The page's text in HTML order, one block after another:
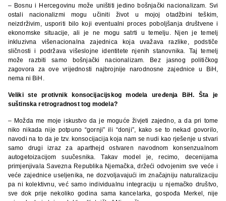
– Bosnu i Hercegovinu može uništiti jedino bošnjački nacionalizam. Svi
ostali nacionalizmi mogu učiniti život u mojoj otadžbini teškim,
neizdrživim, usporiti bilo koji eventualni proces poboljšanja društvene i
ekonomske situacije, ali je ne mogu satrti u temelju. Njen je temelj
inkluzivna višenacionalna zajednica koja uvažava razlike, podstiče
sličnosti i podržava višeslojne identitete njenih stanovnika. Taj temelj
može razbiti samo bošnjački nacionalizam. Bez jasnog političkog
zagovora za ove vrijednosti najbrojnije narodnosne zajednice u BiH,
nema ni BiH.
Veliki ste protivnik konsocijacijskog modela uređenja BiH. Šta je
suštinska retrogradnost tog modela?
– Možda me moje iskustvo da je moguće živjeti zajedno, a da pri tome
niko nikada nije potpuno “gornji” ili “donji”, kako se to nekad govorilo,
navodi na to da je tzv. konsocijacija koja nam se nudi kao rješenje u stvari
samo drugi izraz za aparthejd ostvaren navodnom konsenzualnom
autogetoizacijom suučesnika. Takav model je, recimo, decenijama
primjenjivala Savezna Republika Njemačka, držeći odvojenim sve veće i
veće zajednice useljenika, ne dozvoljavajući im značajniju naturalizaciju
pa ni kolektivnu, već samo individualnu integraciju u njemačko društvo,
sve dok prije nekoliko godina sama kancelarka, gospođa Merkel, nije